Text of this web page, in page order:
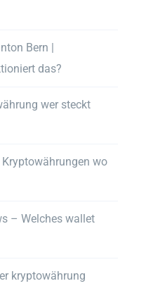
Bern |
das?
wer steckt
wo
– Welches wallet
kryptowährung